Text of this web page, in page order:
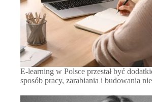
E-learning w Polsce przestał być
sposób pracy, zarabiania i budowania